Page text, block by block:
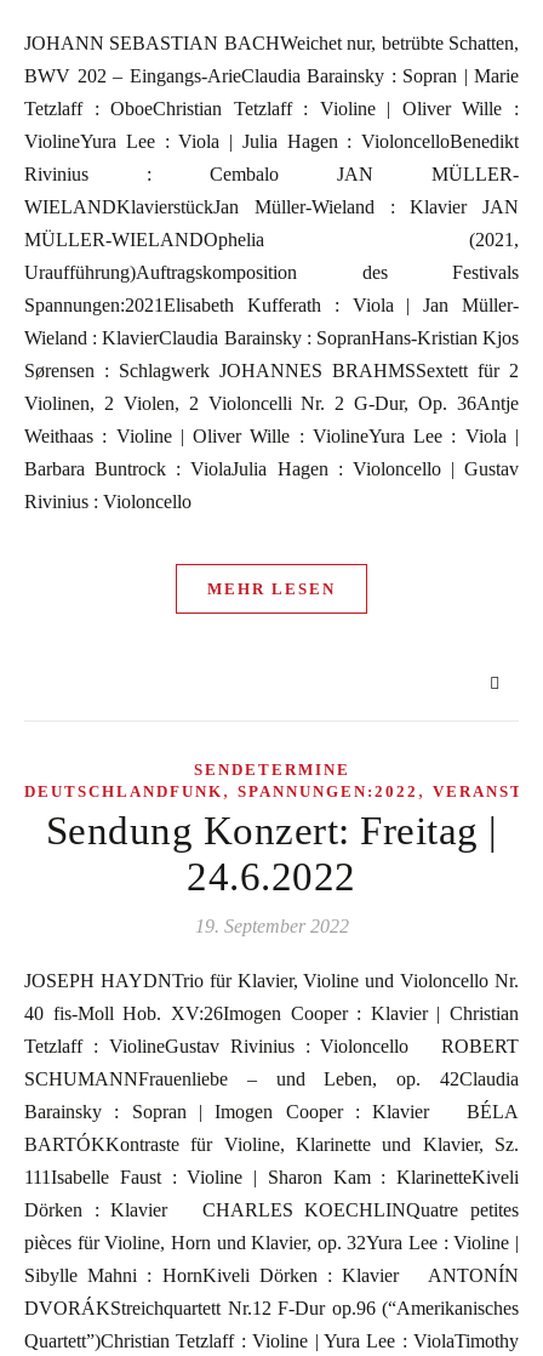
JOHANN SEBASTIAN BACHWeichet nur, betrübte Schatten,
BWV 202 – Eingangs-ArieClaudia Barainsky : Sopran | Marie
Tetzlaff : OboeChristian Tetzlaff : Violine | Oliver Wille :
ViolineYura Lee : Viola | Julia Hagen : VioloncelloBenedikt
Rivinius : Cembalo JAN MÜLLER-
WIELANDKlavierstückJan Müller-Wieland : Klavier JAN
MÜLLER-WIELANDOphelia (2021,
Uraufführung)Auftragskomposition des Festivals
Spannungen:2021Elisabeth Kufferath : Viola | Jan Müller-
Wieland : KlavierClaudia Barainsky : SopranHans-Kristian Kjos
Sørensen : Schlagwerk JOHANNES BRAHMSSextett für 2
Violinen, 2 Violen, 2 Violoncelli Nr. 2 G-Dur, Op. 36Antje
Weithaas : Violine | Oliver Wille : ViolineYura Lee : Viola |
Barbara Buntrock : ViolaJulia Hagen : Violoncello | Gustav
Rivinius : Violoncello
MEHR LESEN
SENDETERMINE
DEUTSCHLANDFUNK , SPANNUNGEN:2022 ,
Sendung Konzert: Freitag |
24.6.2022
19. September 2022
JOSEPH HAYDNTrio für Klavier, Violine und Violoncello Nr.
40 fis-Moll Hob. XV:26Imogen Cooper : Klavier | Christian
Tetzlaff : ViolineGustav Rivinius : Violoncello ROBERT
SCHUMANNFrauenliebe – und Leben, op. 42Claudia
Barainsky : Sopran | Imogen Cooper : Klavier BÉLA
BARTÓKKontraste für Violine, Klarinette und Klavier, Sz.
111Isabelle Faust : Violine | Sharon Kam : KlarinetteKiveli
Dörken : Klavier CHARLES KOECHLINQuatre petites
pièces für Violine, Horn und Klavier, op. 32Yura Lee : Violine |
Sibylle Mahni : HornKiveli Dörken : Klavier ANTONÍN
DVORÁKStreichquartett Nr.12 F-Dur op.96 (“Amerikanisches
Quartett”)Christian Tetzlaff : Violine | Yura Lee : ViolaTimothy